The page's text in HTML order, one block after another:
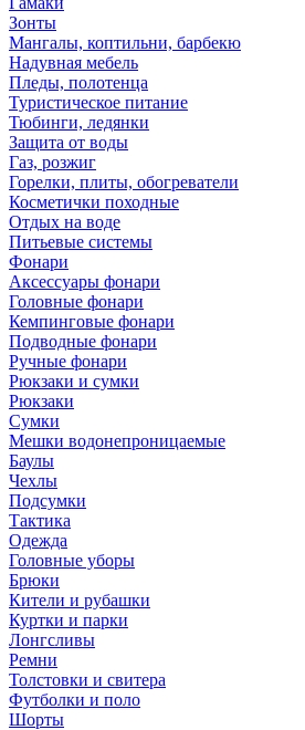
Зонты
Мангалы, коптильни, барбекю
Надувная мебель
Пледы, полотенца
Туристическое питание
Тюбинги, ледянки
Защита от воды
Газ, розжиг
Горелки, плиты, обогреватели
Косметички походные
Отдых на воде
Питьевые системы
Фонари
Аксессуары фонари
Головные фонари
Кемпинговые фонари
Подводные фонари
Ручные фонари
Рюкзаки и сумки
Рюкзаки
Сумки
Мешки водонепроницаемые
Баулы
Чехлы
Подсумки
Тактика
Одежда
Головные уборы
Брюки
Кители и рубашки
Куртки и парки
Лонгсливы
Ремни
Толстовки и свитера
Футболки и поло
Шорты